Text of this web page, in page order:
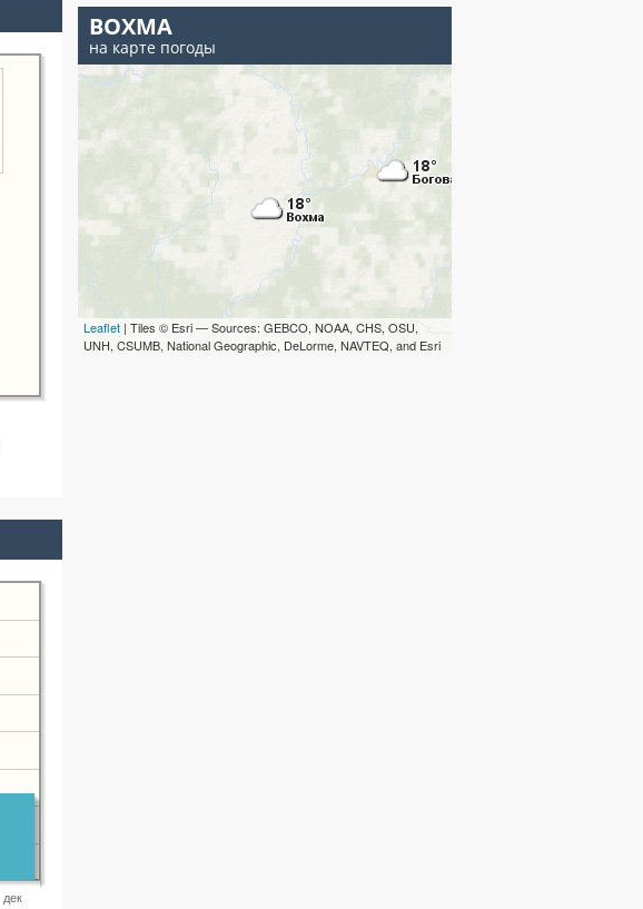
дек
ВОХМА
на карте погоды
Leaflet | Tiles © Esri — Sources: GEBCO, NOAA, CHS, OSU,
UNH, CSUMB, National Geographic, DeLorme, NAVTEQ, and Esri